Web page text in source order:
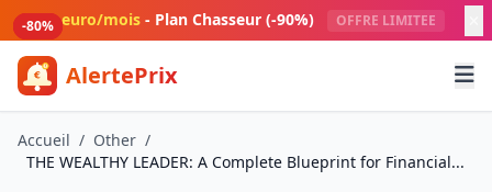
Aller au contenu principal
1 euro/mois - Plan Chasseur (-90%) OFFRE LIMITEE
AlertePrix
Meilleurs deals Amazon France
Accueil / Other /
THE WEALTHY LEADER: A Complete Blueprint for Financial...
-80%
-80%
-80%
-80%